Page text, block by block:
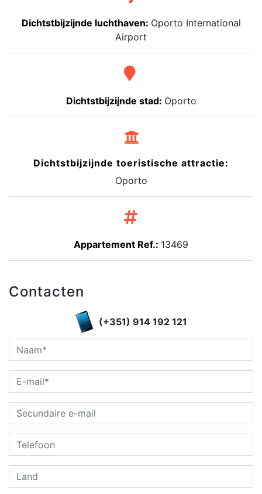
Dichtstbijzijnde luchthaven: Oporto International
Airport
Dichtstbijzijnde stad: Oporto
Dichtstbijzijnde toeristische attractie:
Oporto
Appartement Ref.: 13469
Contacten
(+351) 914 192 121